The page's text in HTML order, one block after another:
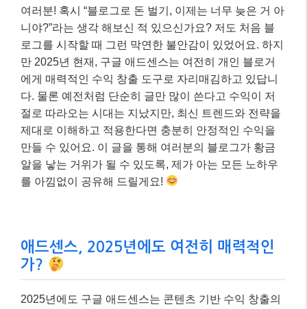
여러분! 혹시 “블로그로 돈 벌기, 이제는 너무 늦은 거 아
니야?”라는 생각 해보신 적 있으신가요? 저도 처음 블
로그를 시작할 때 그런 막연한 불안감이 있었어요. 하지
만 2025년 현재, 구글 애드센스는 여전히 개인 블로거
에게 매력적인 수익 창출 도구로 자리매김하고 있답니
다. 물론 예전처럼 단순히 글만 많이 쓴다고 수익이 저
절로 따라오는 시대는 지났지만, 최신 트렌드와 전략을
제대로 이해하고 적용한다면 충분히 안정적인 수익을
만들 수 있어요. 이 글을 통해 여러분의 블로그가 황금
알을 낳는 거위가 될 수 있도록, 제가 아는 모든 노하우
를 아낌없이 공유해 드릴게요!
애드센스, 2025년에도 여전히 매력적인
가?
2025년에도 구글 애드센스는 콘텐츠 기반 수익 창출의